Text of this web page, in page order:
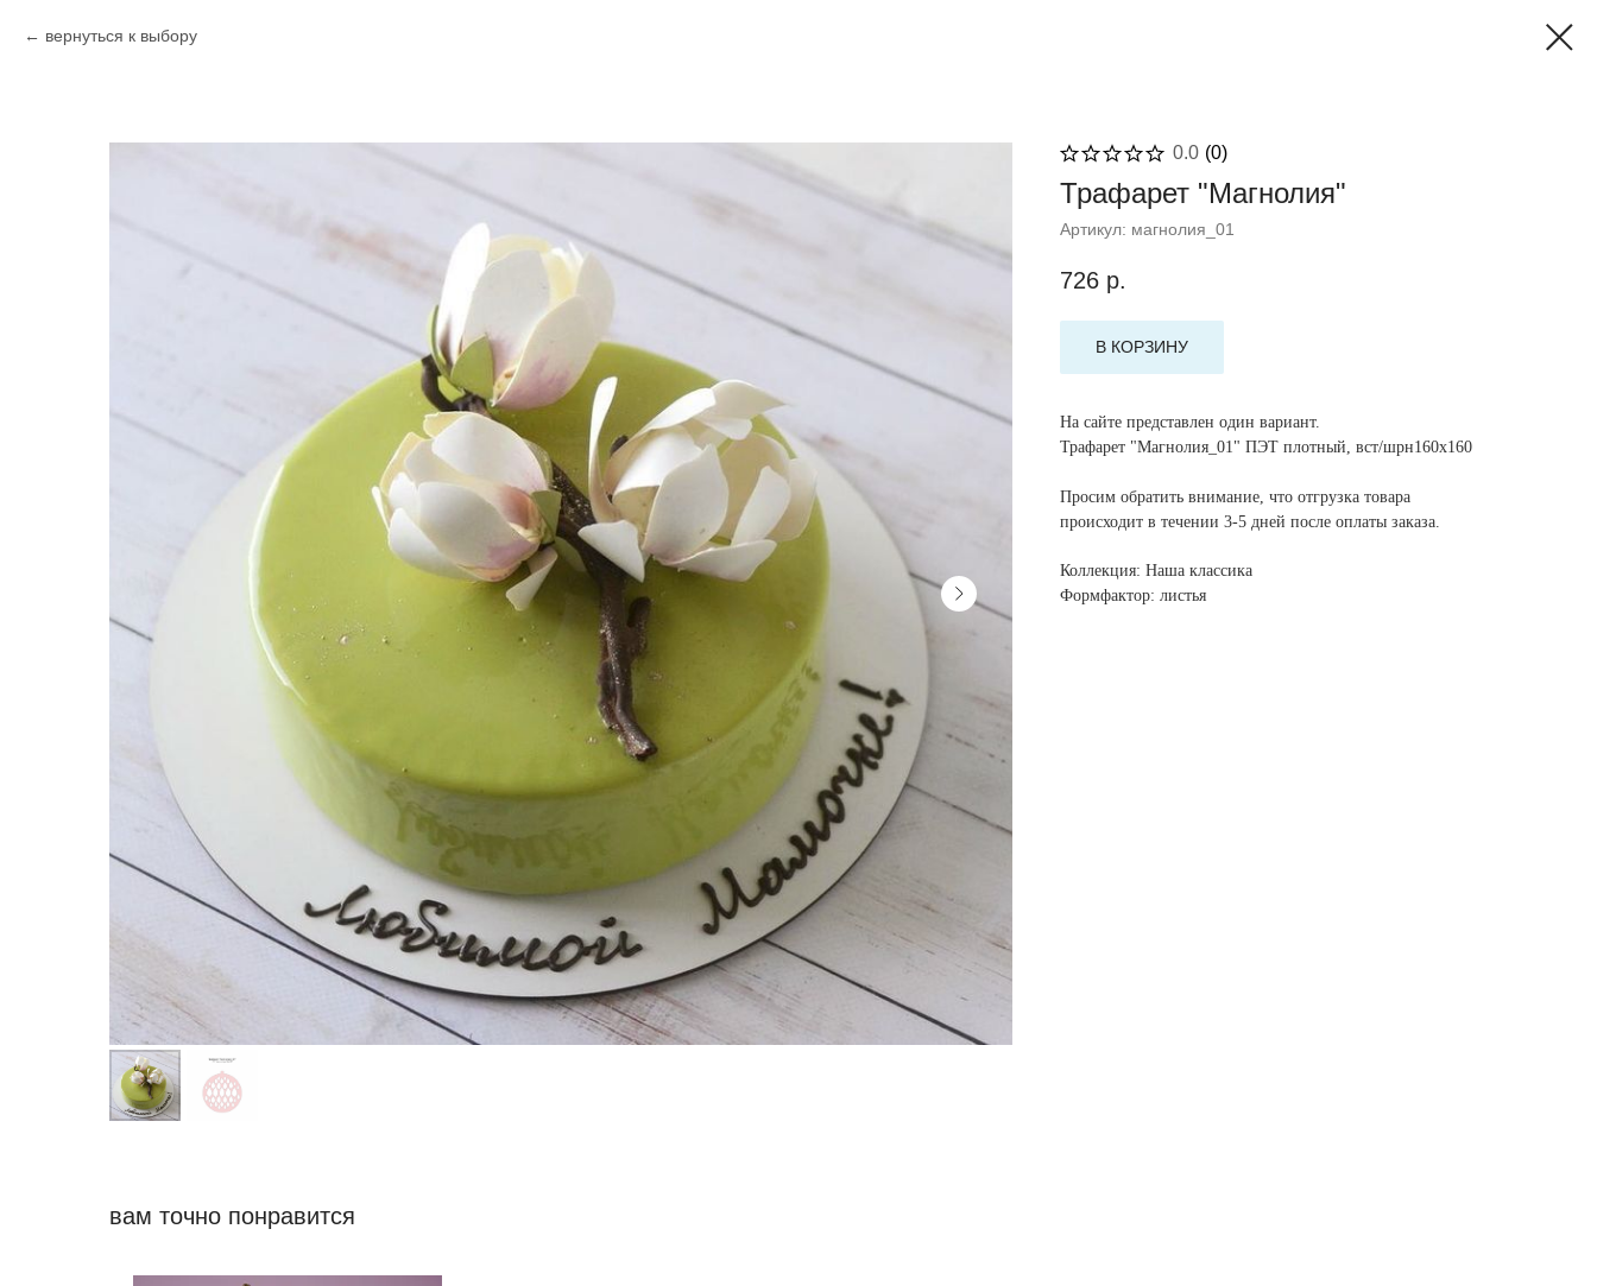
вернуться к выбору
0.0 (0)
Трафарет "Магнолия"
Артикул: магнолия_01
726 р.
В КОРЗИНУ
На сайте представлен один вариант.
Трафарет "Магнолия_01" ПЭТ плотный, вст/шрн160х160
Просим обратить внимание, что отгрузка товара
происходит в течении 3-5 дней после оплаты заказа.
Коллекция: Наша классика
Формфактор: листья
вам точно понравится